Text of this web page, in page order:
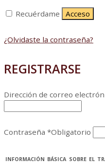
Recuérdame Acceso
¿Olvidaste la contraseña?
REGISTRARSE
Dirección de correo
Contraseña *Obligatorio
INFORMACIÓN BÁSICA SOBRE EL